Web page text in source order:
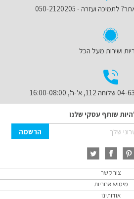
ועזרה - 050-2120205
ושירות מעל הכל
שותף עסקי שלנו
הרשמה
צור קשר
מימוש אחריות
אודותינו